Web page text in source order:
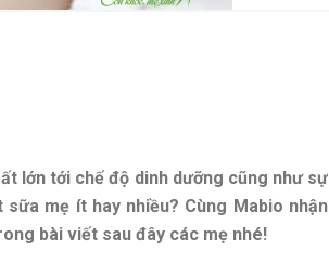
lớn tới chế độ dinh dưỡng cũng như sự
mẹ ít hay nhiều? Cùng Mabio nhận
bài viết sau đây các mẹ nhé!